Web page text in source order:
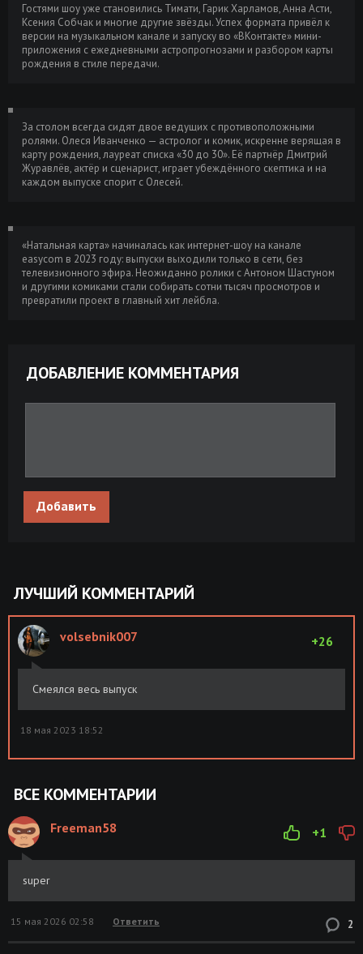
Гостями шоу уже становились Тимати, Гарик Харламов, Анна Асти,
Ксения Собчак и многие другие звёзды. Успех формата привёл к
версии на музыкальном канале и запуску во «ВКонтакте» мини-
приложения с ежедневными астропрогнозами и разбором карты
рождения в стиле передачи.
За столом всегда сидят двое ведущих с противоположными
ролями. Олеся Иванченко — астролог и комик, искренне верящая в
карту рождения, лауреат списка «30 до 30». Её партнёр Дмитрий
Журавлёв, актёр и сценарист, играет убеждённого скептика и на
каждом выпуске спорит с Олесей.
«Натальная карта» начиналась как интернет-шоу на канале
easycom в 2023 году: выпуски выходили только в сети, без
телевизионного эфира. Неожиданно ролики с Антоном Шастуном
и другими комиками стали собирать сотни тысяч просмотров и
превратили проект в главный хит лейбла.
ДОБАВЛЕНИЕ КОММЕНТАРИЯ
Добавить
ЛУЧШИЙ КОММЕНТАРИЙ
+26
volsebnik007
Смеялся весь выпуск
18 мая 2023 18:52
ВСЕ КОММЕНТАРИИ
+1
Freeman58
super
2
15 мая 2026 02:58 Ответить